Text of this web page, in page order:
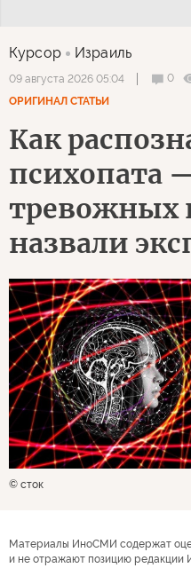
Курсор Израиль
09 августа 2026 05:04 0
ОРИГИНАЛ СТАТЬИ
Как
психопата
тревожных
назвали
© сток
Материалы ИноСМИ содержат
и не отражают позицию